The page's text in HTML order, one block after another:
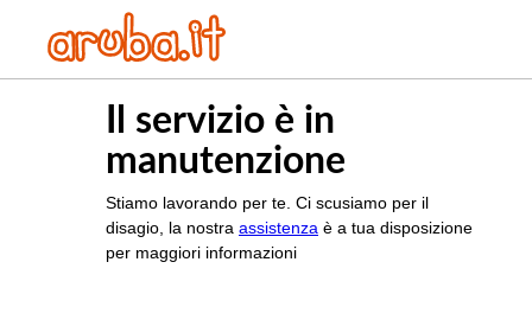
Il servizio è in
manutenzione
Stiamo lavorando per te. Ci scusiamo per il
disagio, la nostra assistenza è a tua disposizione
per maggiori informazioni